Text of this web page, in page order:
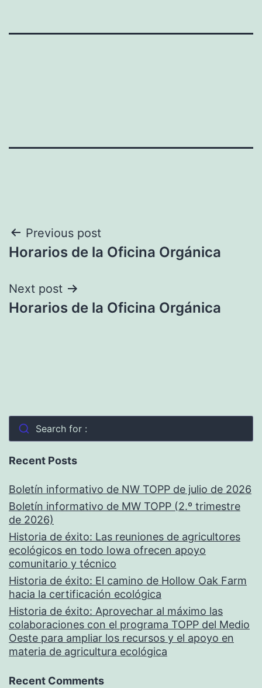
Navegación
de
entradas
Previous post
Horarios de la Oficina Orgánica
Next post
Horarios de la Oficina Orgánica
Search for :
Recent Posts
Boletín informativo de NW TOPP de julio de 2026
Boletín informativo de MW TOPP (2.º trimestre
de 2026)
Historia de éxito: Las reuniones de agricultores
ecológicos en todo Iowa ofrecen apoyo
comunitario y técnico
Historia de éxito: El camino de Hollow Oak Farm
hacia la certificación ecológica
Historia de éxito: Aprovechar al máximo las
colaboraciones con el programa TOPP del Medio
Oeste para ampliar los recursos y el apoyo en
materia de agricultura ecológica
Recent Comments